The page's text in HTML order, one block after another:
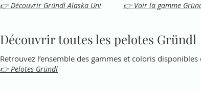
👉 Découvrir Gründl Alaska Uni 👉 Voir la gamme
Découvrir toutes les pelotes Gründl
Retrouvez l’ensemble des gammes et coloris
👉 Pelotes Gründl